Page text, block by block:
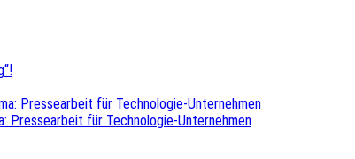
Pressearbeit für Technologie-Unternehmen
Pressearbeit für Technologie-Unternehmen